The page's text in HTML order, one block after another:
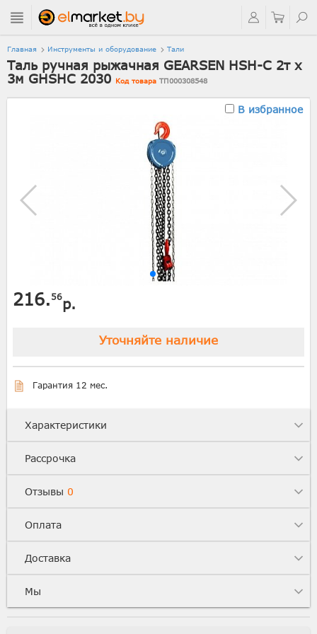
Главная Инструменты и оборудование Тали
Таль ручная рыжачная GEARSEN HSH-C 2т х
3м GHSHC 2030 Код товара ТП000308548
В избранное
216. 56р.
Уточняйте наличие
Гарантия 12 мес.
Характеристики
Рассрочка
Отзывы 0
Оплата
Доставка
Мы